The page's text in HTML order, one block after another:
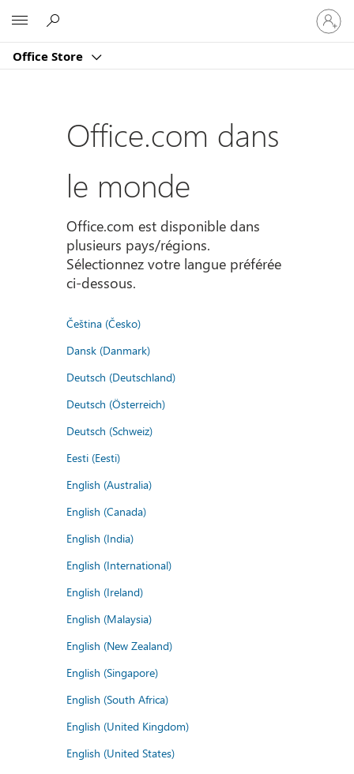
Office Store
vous
à
compte
Office.com dans
le monde
Office.com est disponible dans
plusieurs pays/régions.
Sélectionnez votre langue préférée
ci-dessous.
Čeština (Česko)
Dansk (Danmark)
Deutsch (Deutschland)
Deutsch (Österreich)
Deutsch (Schweiz)
Eesti (Eesti)
English (Australia)
English (Canada)
English (India)
English (International)
English (Ireland)
English (Malaysia)
English (New Zealand)
English (Singapore)
English (South Africa)
English (United Kingdom)
English (United States)